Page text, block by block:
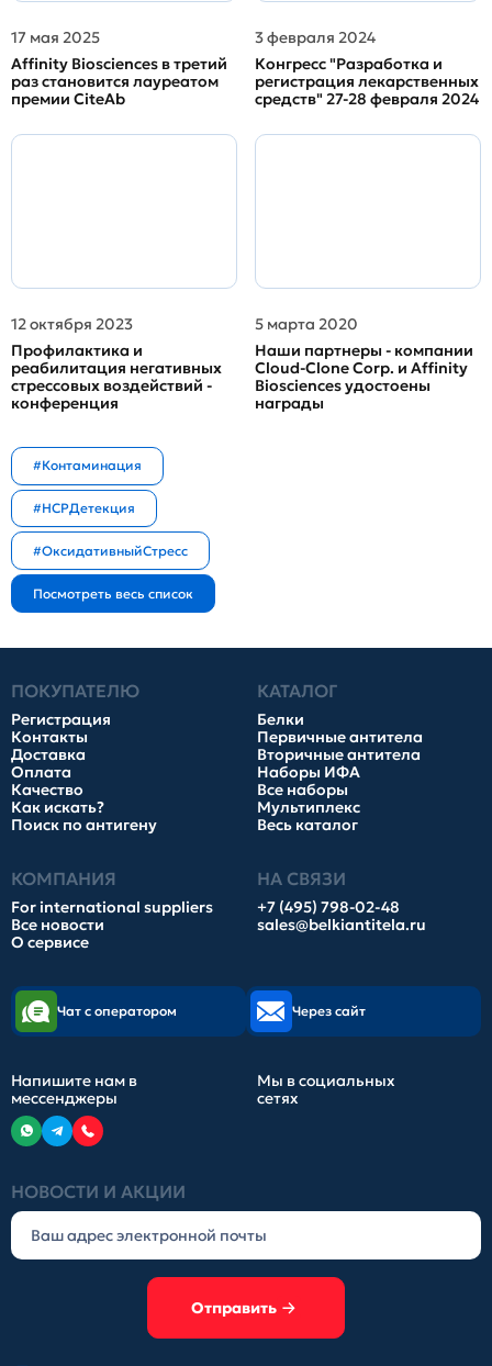
17 мая 2025
Affinity Biosciences в третий
раз становится лауреатом
премии CiteAb
3 февраля 2024
Конгресс "Разработка и
регистрация лекарственных
средств" 27-28 февраля 2024
12 октября 2023
Профилактика и
реабилитация негативных
стрессовых воздействий -
конференция
5 марта 2020
Наши партнеры - компании
Cloud-Clone Corp. и Affinity
Biosciences удостоены
награды
#Контаминация
#HCPДетекция
#ОксидативныйСтресс
ПОКУПАТЕЛЮ
Регистрация
Контакты
Доставка
Оплата
Качество
Как искать?
Поиск по антигену
КАТАЛОГ
Белки
Первичные антитела
Вторичные антитела
Наборы ИФА
Все наборы
Мультиплекс
Весь каталог
КОМПАНИЯ
For international suppliers
Все новости
О сервисе
НА СВЯЗИ
+7 (495) 798-02-48
sales@belkiantitela.ru
НОВОСТИ И АКЦИИ
Отправить
Чат с оператором Через сайт
Напишите нам в
мессенджеры
Мы в социальных
сетях